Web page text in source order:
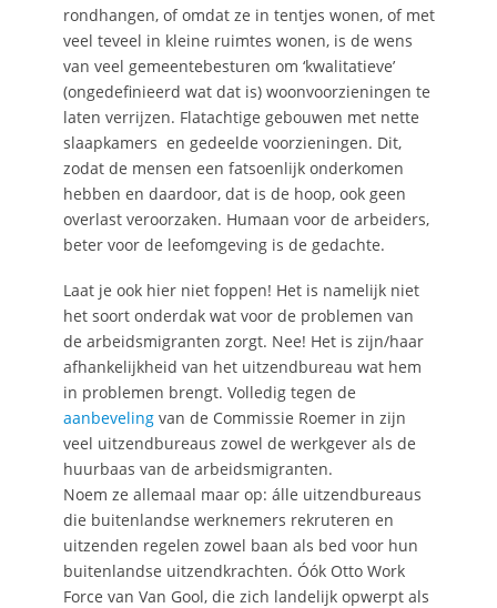
rondhangen, of omdat ze in tentjes wonen, of met
veel teveel in kleine ruimtes wonen, is de wens
van veel gemeentebesturen om ‘kwalitatieve’
(ongedefinieerd wat dat is) woonvoorzieningen te
laten verrijzen. Flatachtige gebouwen met nette
slaapkamers en gedeelde voorzieningen. Dit,
zodat de mensen een fatsoenlijk onderkomen
hebben en daardoor, dat is de hoop, ook geen
overlast veroorzaken. Humaan voor de arbeiders,
beter voor de leefomgeving is de gedachte.
Laat je ook hier niet foppen! Het is namelijk niet
het soort onderdak wat voor de problemen van
de arbeidsmigranten zorgt. Nee! Het is zijn/haar
afhankelijkheid van het uitzendbureau wat hem
in problemen brengt. Volledig tegen de
aanbevelingvan de Commissie Roemer in zijn
veel uitzendbureaus zowel de werkgever als de
huurbaas van de arbeidsmigranten.
Noem ze allemaal maar op: álle uitzendbureaus
die buitenlandse werknemers rekruteren en
uitzenden regelen zowel baan als bed voor hun
buitenlandse uitzendkrachten. Óók Otto Work
Force van Van Gool, die zich landelijk opwerpt als